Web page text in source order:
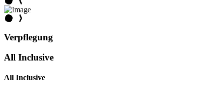
Verpflegung
All Inclusive
All Inclusive